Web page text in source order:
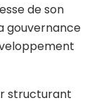
de son
gouvernance
structurant